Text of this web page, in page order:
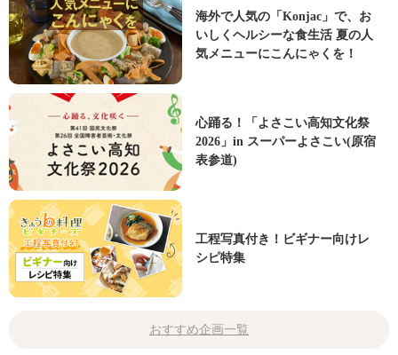
海外で人気の「Konjac」で、お
いしくヘルシーな食生活 夏の人
気メニューにこんにゃくを！
心踊る！「よさこい高知文化祭
2026」in スーパーよさこい(原宿
表参道)
工程写真付き！ビギナー向けレ
シピ特集
おすすめ企画一覧